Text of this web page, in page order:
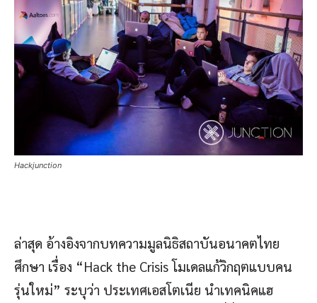
Hackjunction
ล่าสุด อ้างอิงจากบทความมูลนิธิสถาบันอนาคตไทย
ศึกษา เรื่อง “Hack the Crisis โมเดลแก้วิกฤตแบบคน
รุ่นใหม่” ระบุว่า ประเทศเอสโตเนีย นำเทคนิคแฮ